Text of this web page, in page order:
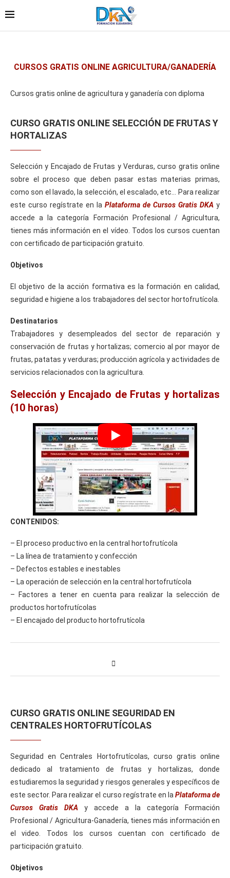
CURSOS GRATIS ONLINE AGRICULTURA/GANADERÍA
Cursos gratis online de agricultura y ganadería con diploma
CURSO GRATIS ONLINE SELECCIÓN DE FRUTAS Y
HORTALIZAS
Selección y Encajado de Frutas y Verduras, curso gratis online
sobre el proceso que deben pasar estas materias primas,
como son el lavado, la selección, el escalado, etc… Para realizar
este curso regístrate en la Plataforma de Cursos Gratis DKA y
accede a la categoría Formación Profesional / Agricultura,
tienes más información en el vídeo. Todos los cursos cuentan
con certificado de participación gratuito.
Objetivos
El objetivo de la acción formativa es la formación en calidad,
seguridad e higiene a los trabajadores del sector hortofrutícola.
Destinatarios
Trabajadores y desempleados del sector de reparación y
conservación de frutas y hortalizas; comercio al por mayor de
frutas, patatas y verduras; producción agrícola y actividades de
servicios relacionados con la agricultura.
Selección y Encajado de Frutas y hortalizas
(10 horas)
CONTENIDOS:
– El proceso productivo en la central hortofrutícola
– La línea de tratamiento y confección
– Defectos estables e inestables
– La operación de selección en la central hortofrutícola
– Factores a tener en cuenta para realizar la selección de
productos hortofrutícolas
– El encajado del producto hortofrutícola
CURSO GRATIS ONLINE SEGURIDAD EN
CENTRALES HORTOFRUTÍCOLAS
Seguridad en Centrales Hortofrutícolas, curso gratis online
dedicado al tratamiento de frutas y hortalizas, donde
estudiaremos la seguridad y riesgos generales y específicos de
este sector. Para realizar el curso regístrate en la Plataforma de
Cursos Gratis DKA y accede a la categoría Formación
Profesional / Agricultura-Ganadería, tienes más información en
el video. Todos los cursos cuentan con certificado de
participación gratuito.
Objetivos